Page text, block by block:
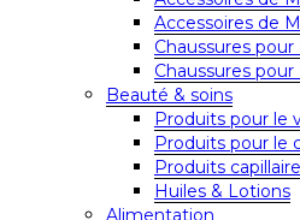
Accessoires de
Chaussures
Chaussures
Beauté & soins
Produits pour le
Produits pour le
Produits
Huiles & Lotions
Alimentation